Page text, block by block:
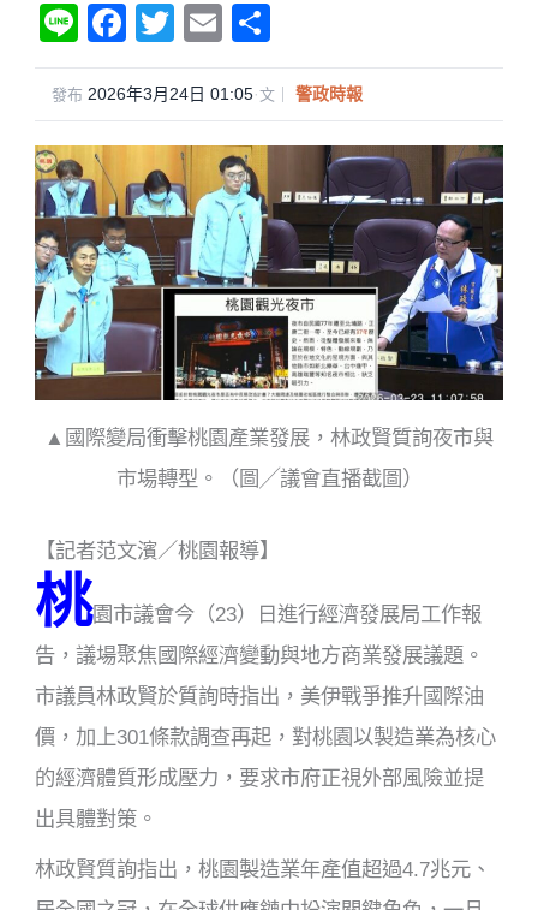
Li
n
e
F
a
c
e
b
o
o
k
T
wi
tt
er
E
m
ail
享
發布 2026年3月24日 01:05·文｜ 警政時報
▲國際變局衝擊桃園產業發展，林政賢質詢夜市與
市場轉型。（圖╱議會直播截圖）
【記者范文濱／桃園報導】
桃園市議會今（23）日進行經濟發展局工作報
告，議場聚焦國際經濟變動與地方商業發展議題。
市議員林政賢於質詢時指出，美伊戰爭推升國際油
價，加上301條款調查再起，對桃園以製造業為核心
的經濟體質形成壓力，要求市府正視外部風險並提
出具體對策。
林政賢質詢指出，桃園製造業年產值超過4.7兆元、